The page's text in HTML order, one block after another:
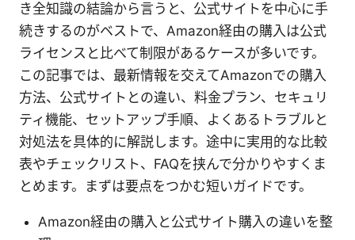
き全知識の結論から言うと、公式サイトを中心に手
続きするのがベストで、Amazon経由の購入は公式
ライセンスと比べて制限があるケースが多いです。
この記事では、最新情報を交えてAmazonでの購入
方法、公式サイトとの違い、料金プラン、セキュリ
ティ機能、セットアップ手順、よくあるトラブルと
対処法を具体的に解説します。途中に実用的な比較
表やチェックリスト、FAQを挟んで分かりやすくま
とめます。まずは要点をつかむ短いガイドです。
Amazon経由の購入と公式サイト購入の違いを整